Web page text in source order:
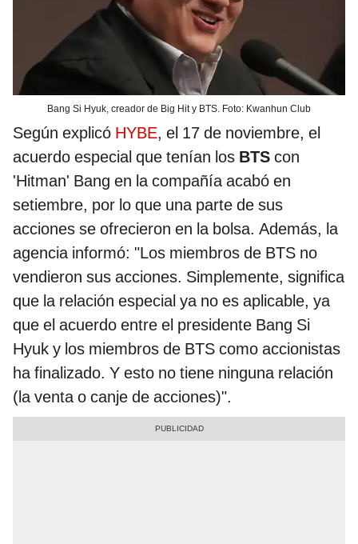
Bang Si Hyuk, creador de Big Hit y BTS. Foto: Kwanhun Club
Según explicó HYBE, el 17 de noviembre, el
acuerdo especial que tenían los BTS con
'Hitman' Bang en la compañía acabó en
setiembre, por lo que una parte de sus
acciones se ofrecieron en la bolsa. Además, la
agencia informó: "Los miembros de BTS no
vendieron sus acciones. Simplemente, significa
que la relación especial ya no es aplicable, ya
que el acuerdo entre el presidente Bang Si
Hyuk y los miembros de BTS como accionistas
ha finalizado. Y esto no tiene ninguna relación
(la venta o canje de acciones)".